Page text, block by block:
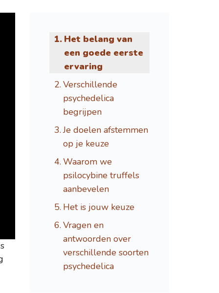
Het belang van
een goede eerste
ervaring
Verschillende
psychedelica
begrijpen
Je doelen afstemmen
op je keuze
Waarom we
psilocybine truffels
aanbevelen
Het is jouw keuze
Vragen en
antwoorden over
verschillende soorten
psychedelica